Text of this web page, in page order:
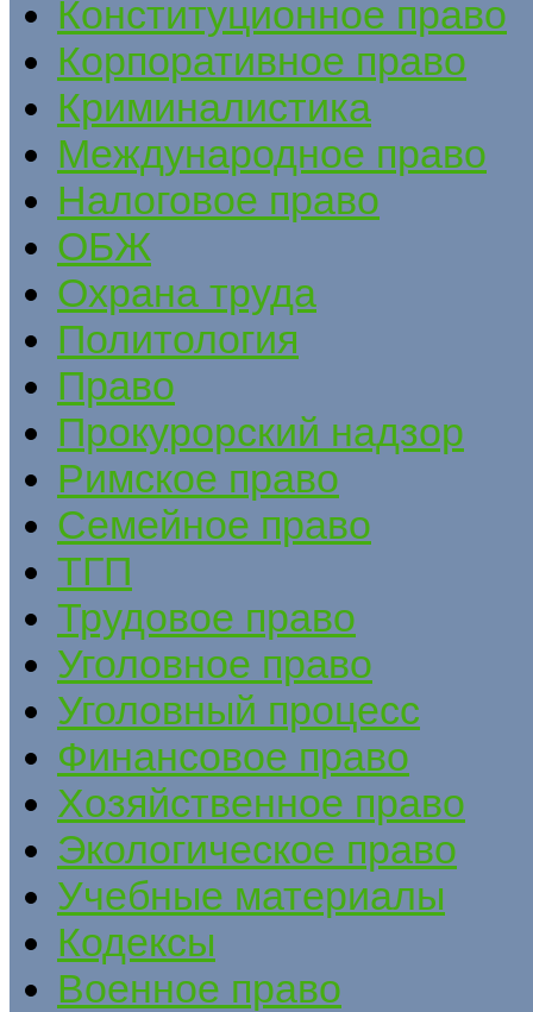
Конституционное право
Корпоративное право
Криминалистика
Международное право
Налоговое право
ОБЖ
Охрана труда
Политология
Право
Прокурорский надзор
Римское право
Семейное право
ТГП
Трудовое право
Уголовное право
Уголовный процесс
Финансовое право
Хозяйственное право
Экологическое право
Учебные материалы
Кодексы
Военное право